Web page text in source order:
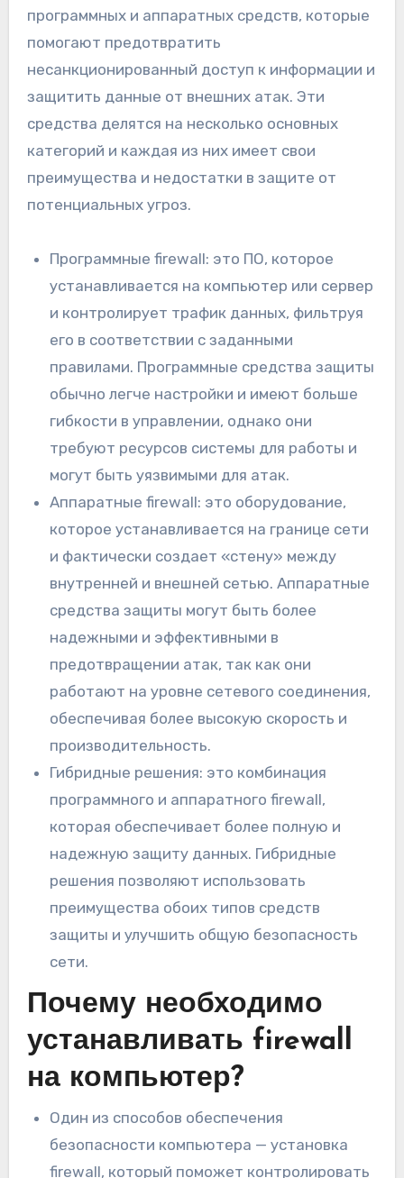
программных и аппаратных средств, которые
помогают предотвратить
несанкционированный доступ к информации и
защитить данные от внешних атак. Эти
средства делятся на несколько основных
категорий и каждая из них имеет свои
преимущества и недостатки в защите от
потенциальных угроз.
Программные firewall: это ПО, которое
устанавливается на компьютер или сервер
и контролирует трафик данных, фильтруя
его в соответствии с заданными
правилами. Программные средства защиты
обычно легче настройки и имеют больше
гибкости в управлении, однако они
требуют ресурсов системы для работы и
могут быть уязвимыми для атак.
Аппаратные firewall: это оборудование,
которое устанавливается на границе сети
и фактически создает «стену» между
внутренней и внешней сетью. Аппаратные
средства защиты могут быть более
надежными и эффективными в
предотвращении атак, так как они
работают на уровне сетевого соединения,
обеспечивая более высокую скорость и
производительность.
Гибридные решения: это комбинация
программного и аппаратного firewall,
которая обеспечивает более полную и
надежную защиту данных. Гибридные
решения позволяют использовать
преимущества обоих типов средств
защиты и улучшить общую безопасность
сети.
Почему необходимо
устанавливать firewall
на компьютер?
Один из способов обеспечения
безопасности компьютера — установка
firewall, который поможет контролировать